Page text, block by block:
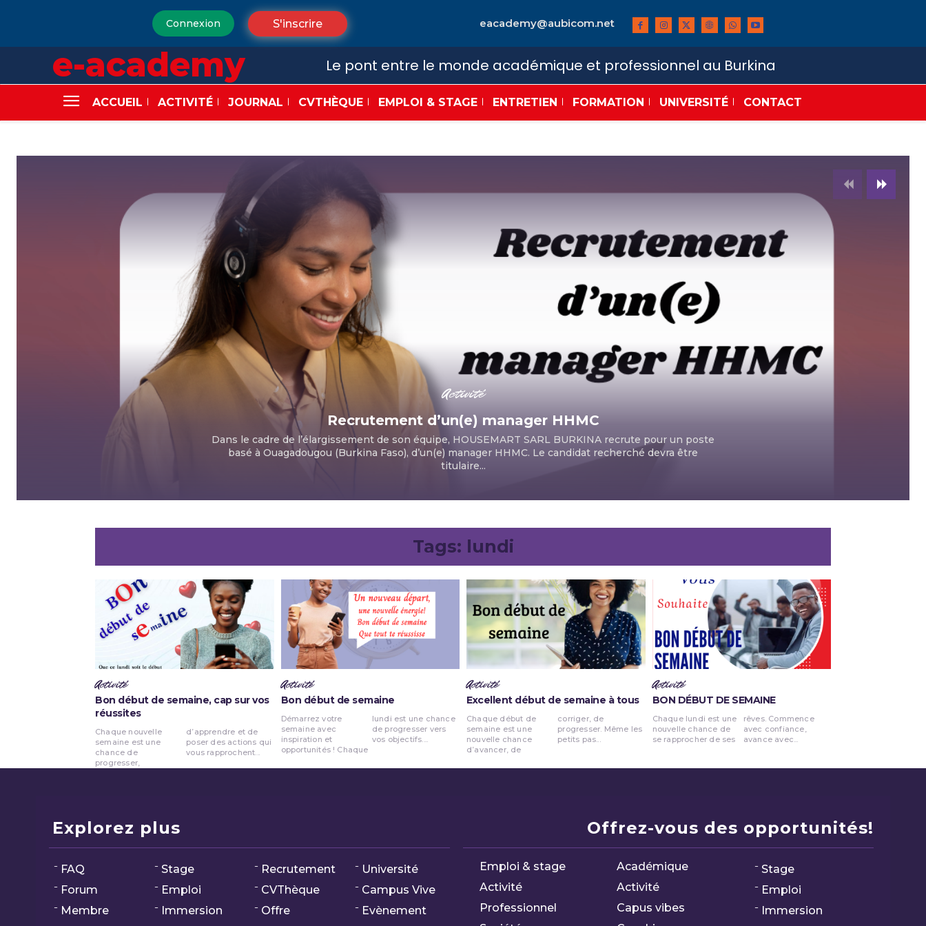
Connexion S'inscrire eacademy@aubicom.net
e-academy Le pont entre le monde académique et professionnel au Burkina
ACCUEIL ACTIVITÉ JOURNAL CVTHÈQUE EMPLOI & STAGE ENTRETIEN FORMATION UNIVERSITÉ CONTACT
Activité
Recrutement d’un(e) manager HHMC
Dans le cadre de l’élargissement de son équipe, HOUSEMART SARL BURKINA recrute pour un poste
basé à Ouagadougou (Burkina Faso), d’un(e) manager HHMC. Le candidat recherché devra être
titulaire...
Tags: lundi
Activité
Bon début de semaine, cap sur vos
réussites
Chaque nouvelle
semaine est une
chance de
progresser,
d’apprendre et de
poser des actions qui
vous rapprochent...
Activité
Bon début de semaine
Démarrez votre
semaine avec
inspiration et
opportunités ! Chaque
lundi est une chance
de progresser vers
vos objectifs....
Activité
Excellent début de semaine à tous
Chaque début de
semaine est une
nouvelle chance
d’avancer, de
corriger, de
progresser. Même les
petits pas...
Activité
BON DÉBUT DE SEMAINE
Chaque lundi est une
nouvelle chance de
se rapprocher de ses
rêves. Commence
avec confiance,
avance avec...
Explorez plus
FAQ
Forum
Membre
Stage
Emploi
Immersion
Recrutement
CVThèque
Offre
Université
Campus Vive
Evènement
Offrez-vous des opportunités!
Emploi & stage
Activité
Professionnel
Académique
Activité
Capus vibes
Stage
Emploi
Immersion